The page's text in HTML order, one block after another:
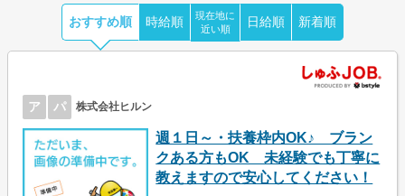
おすすめ順 時給順
現在地に
近い順
日給順 新着順
ア パ 株式会社ヒルン
週１日～・扶養枠内OK♪ ブラン
クある方もOK 未経験でも丁寧に
教えますので安心してください！